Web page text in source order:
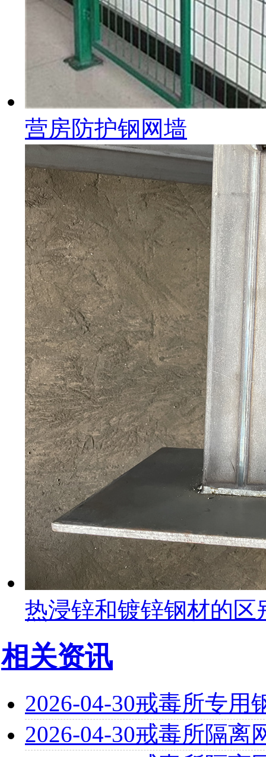
营房防护钢网墙
热浸锌和镀锌钢材的区
相关资讯
2026-04-30戒毒所专用
2026-04-30戒毒所隔离